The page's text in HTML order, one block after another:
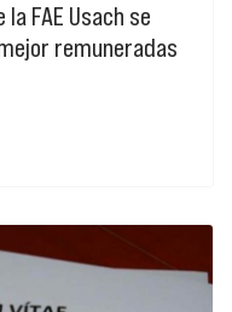
FAE Usach se
remuneradas